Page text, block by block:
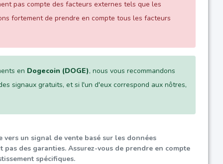
pas compte des facteurs externes tels que les
fortement de prendre en compte tous les facteurs
en Dogecoin (DOGE), nous vous recommandons
signaux gratuits, et si l'un d'eux correspond aux nôtres,
vers un signal de vente basé sur les données
des garanties. Assurez-vous de prendre en compte
spécifiques.